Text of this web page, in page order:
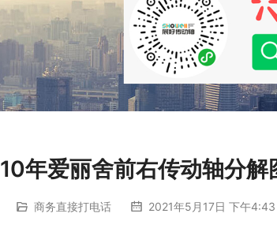
10年爱丽舍前右传动轴分解
商务直接打电话 2021年5月17日 下午4:43